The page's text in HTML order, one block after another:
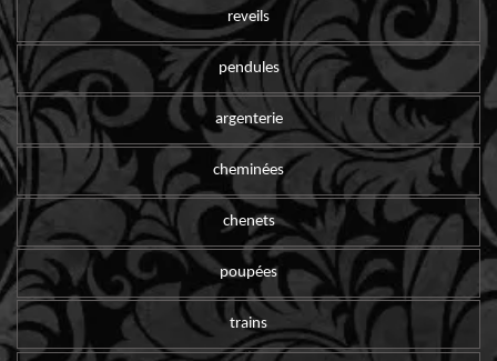
reveils
pendules
argenterie
cheminées
chenets
poupées
trains